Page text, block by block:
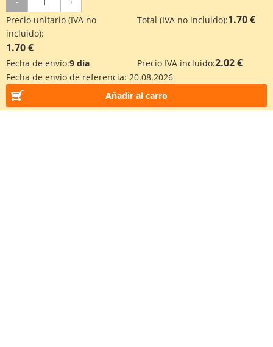
Precio unitario (IVA no
incluido):
1.70 €
Total (IVA no incluido):1.70 €
Fecha de envío:9 día Precio IVA incluido:2.02 €
Fecha de envío de referencia: 20.08.2026
Añadir al carro